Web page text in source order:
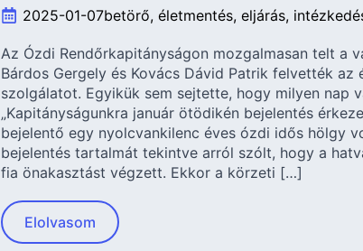
2025-01-07betörő életmentés eljárás
Az Ózdi Rendőrkapitányságon mozgalmasan telt a
Bárdos Gergely és Kovács Dávid Patrik felvették az
szolgálatot. Egyikük sem sejtette, hogy milyen nap
„Kapitányságunkra január ötödikén bejelentés
bejelentő egy nyolcvankilenc éves ózdi idős hölgy
bejelentés tartalmát tekintve arról szólt, hogy a
fia önakasztást végzett. Ekkor a körzeti […]
Elolvasom